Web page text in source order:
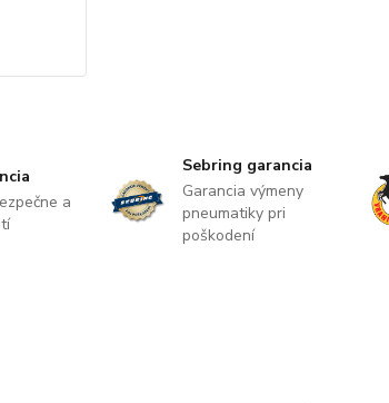
a
Sebring garancia
Garancia výmeny
pneumatiky pri
poškodení